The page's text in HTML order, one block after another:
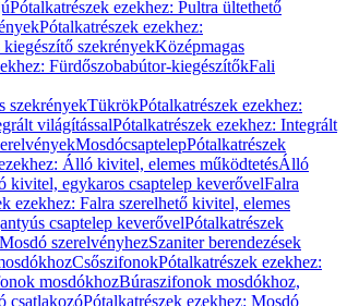
Pótalkatrészek ezekhez: Pultra ültethető
Pótalkatrészek ezekhez:
szekrényekKözépmagas
Fürdőszobabútor-kiegészítőkFali
szekrényekTükrökPótalkatrészek ezekhez:
világítássalPótalkatrészek ezekhez: Integrált
MosdócsaptelepPótalkatrészek
Álló kivitel, elemes működtetésÁlló
kivitel, egykaros csaptelep keverővelFalra
ezekhez: Falra szerelhető kivitel, elemes
csaptelep keverővelPótalkatrészek
szerelvényhezSzaniter berendezések
CsőszifonokPótalkatrészek ezekhez:
mosdókhozBúraszifonok mosdókhoz,
csatlakozóPótalkatrészek ezekhez: Mosdó